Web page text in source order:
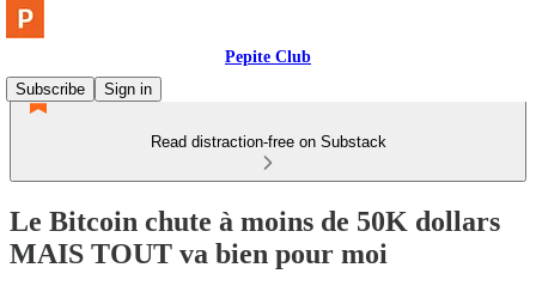
Pepite Club
Subscribe
Sign in
Read distraction-free on Substack
Le Bitcoin chute à moins de 50K dollars
MAIS TOUT va bien pour moi